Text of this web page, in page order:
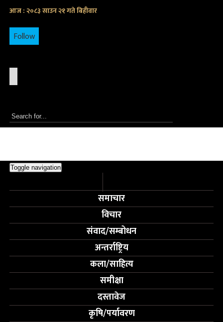
आज : २०८३ साउन २१ गते बिहीवार
Follow
Toggle navigation
समाचार
विचार
संवाद/सम्बोधन
अन्तर्राष्ट्रिय
कला/साहित्य
समीक्षा
दस्तावेज
कृषि/पर्यावरण